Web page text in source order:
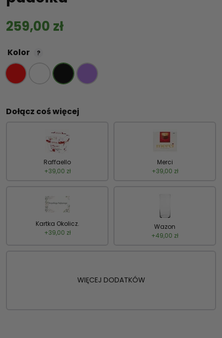
259,00 zł
Kolor ?
Dołącz coś więcej
Raffaello
+39,00 zł
Merci
+39,00 zł
Kartka Okolicz.
+39,00 zł
Wazon
+49,00 zł
WIĘCEJ DODATKÓW